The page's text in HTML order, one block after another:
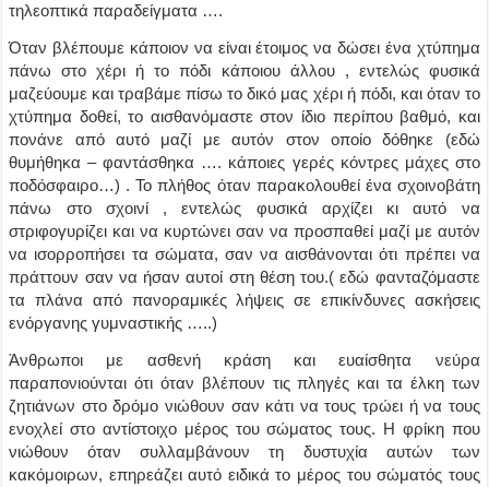
τηλεοπτικά παραδείγματα ….
Όταν βλέπουμε κάποιον να είναι έτοιμος να δώσει ένα χτύπημα
πάνω στο χέρι ή το πόδι κάποιου άλλου , εντελώς φυσικά
μαζεύουμε και τραβάμε πίσω το δικό μας χέρι ή πόδι, και όταν το
χτύπημα δοθεί, το αισθανόμαστε στον ίδιο περίπου βαθμό, και
πονάνε από αυτό μαζί με αυτόν στον οποίο δόθηκε (εδώ
θυμήθηκα – φαντάσθηκα …. κάποιες γερές κόντρες μάχες στο
ποδόσφαιρο…) . Το πλήθος όταν παρακολουθεί ένα σχοινοβάτη
πάνω στο σχοινί , εντελώς φυσικά αρχίζει κι αυτό να
στριφογυρίζει και να κυρτώνει σαν να προσπαθεί μαζί με αυτόν
να ισορροπήσει τα σώματα, σαν να αισθάνονται ότι πρέπει να
πράττουν σαν να ήσαν αυτοί στη θέση του.( εδώ φανταζόμαστε
τα πλάνα από πανοραμικές λήψεις σε επικίνδυνες ασκήσεις
ενόργανης γυμναστικής …..)
Άνθρωποι με ασθενή κράση και ευαίσθητα νεύρα
παραπονιούνται ότι όταν βλέπουν τις πληγές και τα έλκη των
ζητιάνων στο δρόμο νιώθουν σαν κάτι να τους τρώει ή να τους
ενοχλεί στο αντίστοιχο μέρος του σώματος τους. Η φρίκη που
νιώθουν όταν συλλαμβάνουν τη δυστυχία αυτών των
κακόμοιρων, επηρεάζει αυτό ειδικά το μέρος του σώματός τους